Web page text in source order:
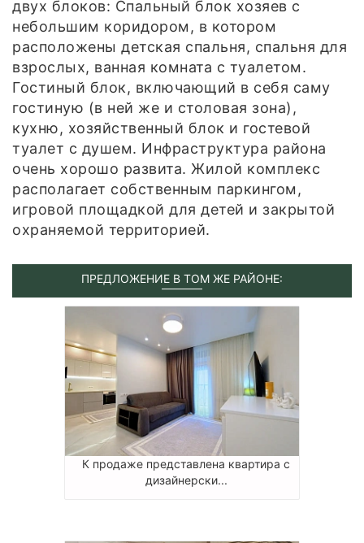
двух блоков: Спальный блок хозяев с
небольшим коридором, в котором
расположены детская спальня, спальня для
взрослых, ванная комната с туалетом.
Гостиный блок, включающий в себя саму
гостиную (в ней же и столовая зона),
кухню, хозяйственный блок и гостевой
туалет с душем. Инфраструктура района
очень хорошо развита. Жилой комплекс
располагает собственным паркингом,
игровой площадкой для детей и закрытой
охраняемой территорией.
ПРЕДЛОЖЕНИЕ В ТОМ ЖЕ РАЙОНЕ:
К продаже представлена квартира с
дизайнерски...